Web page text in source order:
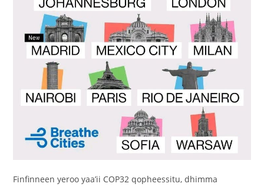
Finfinneen yeroo yaa’ii COP32 qopheessitu, dhimma